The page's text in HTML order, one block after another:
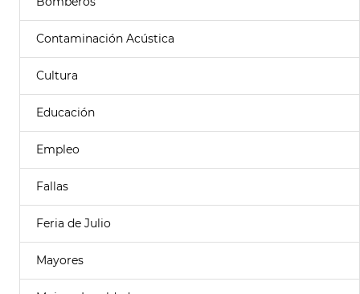
Contaminación Acústica
Cultura
Educación
Empleo
Fallas
Feria de Julio
Mayores